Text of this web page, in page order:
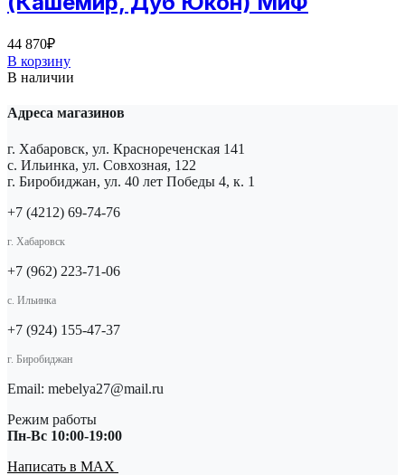
44 870₽
В корзину
В наличии
Адреса магазинов
г. Хабаровск, ул. Краснореченская 141
с. Ильинка, ул. Совхозная, 122
г. Биробиджан, ул. 40 лет Победы 4, к. 1
+7 (4212) 69-74-76
г. Хабаровск
+7 (962) 223-71-06
с. Ильинка
+7 (924) 155-47-37
г. Биробиджан
Email: mebelya27@mail.ru
Режим работы
Пн-Вс 10:00-19:00
Написать в MAX